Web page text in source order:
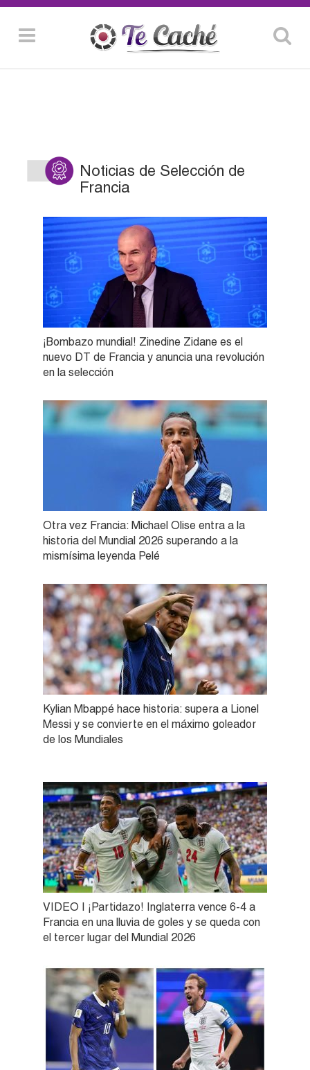
Noticias de Selección de
Francia
¡Bombazo mundial! Zinedine Zidane es el
nuevo DT de Francia y anuncia una revolución
en la selección
Otra vez Francia: Michael Olise entra a la
historia del Mundial 2026 superando a la
mismísima leyenda Pelé
Kylian Mbappé hace historia: supera a Lionel
Messi y se convierte en el máximo goleador
de los Mundiales
VIDEO | ¡Partidazo! Inglaterra vence 6-4 a
Francia en una lluvia de goles y se queda con
el tercer lugar del Mundial 2026